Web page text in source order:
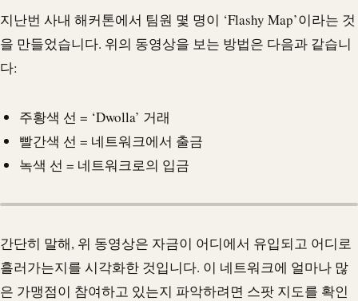
지난번 사내 해커톤에서 팀원 몇 명이 ‘Flashy Map’이라는 것
을 만들었습니다. 위의 동영상을 보는 방법은 다음과 같습니
다:
주황색 선 = ‘Dwolla’ 거래
빨간색 선 = 네트워크에서 출금
녹색 선 = 네트워크로의 입금
간단히 말해, 위 동영상은 자금이 어디에서 유입되고 어디로
흘러가는지를 시각화한 것입니다. 이 네트워크에 얼마나 많
은 가맹점이 참여하고 있는지 파악하려면 스팟 지도를 확인